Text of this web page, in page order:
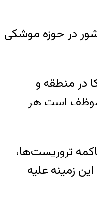
در حوزه موشکی
در منطقه و
موظف است هر
تروریست‌ها،
زمینه علیه